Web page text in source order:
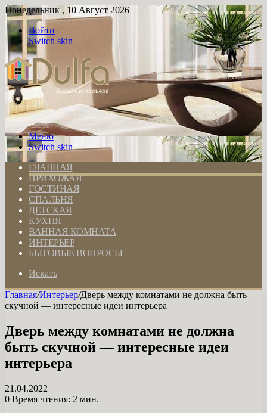
Понедельник , 10 Август 2026
Войти
Switch skin
Меню
Switch skin
ГЛАВНАЯ
ПРИХОЖАЯ
ГОСТИНАЯ
СПАЛЬНЯ
ДЕТСКАЯ
КУХНЯ
ВАННАЯ КОМНАТА
ИНТЕРЬЕР
БЫТОВЫЕ ВОПРОСЫ
Искать
Главная/Интерьер/Дверь между комнатами не должна быть
скучной — интересные идеи интерьера
Дверь между комнатами не должна
быть скучной — интересные идеи
интерьера
21.04.2022
0 Время чтения: 2 мин.